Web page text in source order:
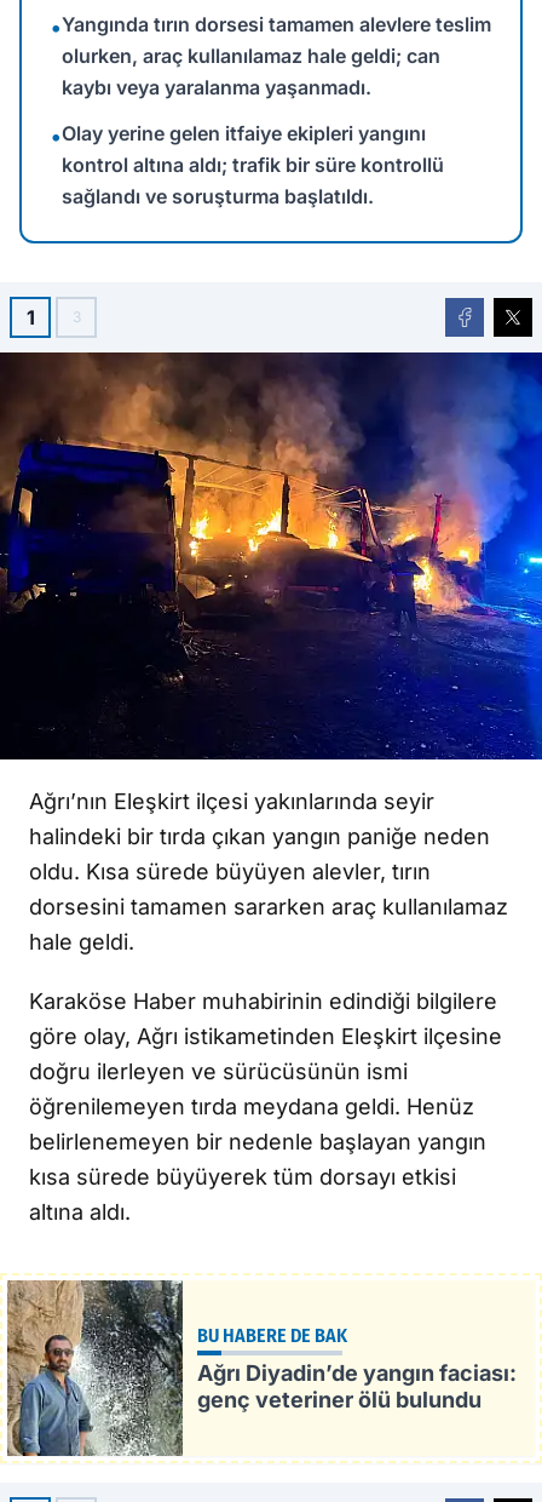
•Yangında tırın dorsesi tamamen alevlere teslim
olurken, araç kullanılamaz hale geldi; can
kaybı veya yaralanma yaşanmadı.
•Olay yerine gelen itfaiye ekipleri yangını
kontrol altına aldı; trafik bir süre kontrollü
sağlandı ve soruşturma başlatıldı.
1 3
Ağrı’nın Eleşkirt ilçesi yakınlarında seyir
halindeki bir tırda çıkan yangın paniğe neden
oldu. Kısa sürede büyüyen alevler, tırın
dorsesini tamamen sararken araç kullanılamaz
hale geldi.
Karaköse Haber muhabirinin edindiği bilgilere
göre olay, Ağrı istikametinden Eleşkirt ilçesine
doğru ilerleyen ve sürücüsünün ismi
öğrenilemeyen tırda meydana geldi. Henüz
belirlenemeyen bir nedenle başlayan yangın
kısa sürede büyüyerek tüm dorsayı etkisi
altına aldı.
BU HABERE DE BAK
Ağrı Diyadin’de yangın faciası:
genç veteriner ölü bulundu